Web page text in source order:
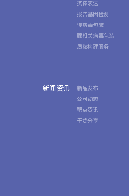
抗体表达
报告基因检测
慢病毒包装
腺相关病毒包装
质粒构建服务
新闻资讯
新品发布
公司动态
靶点资讯
干货分享